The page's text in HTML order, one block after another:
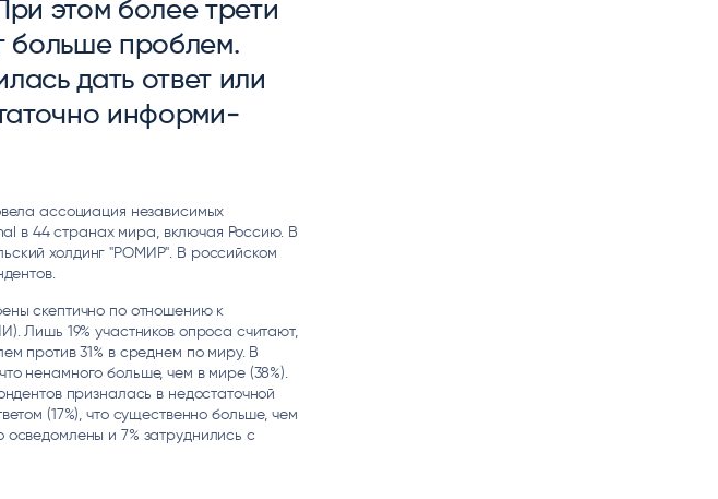
MD Audit
КОНТРОЛЬ ОПЕРАЦИОННОЙ
ДЕЯТЕЛЬНОСТИ
Polymatica
ИНСТРУМЕНТЫ АНАЛИТИКИ
этом бо­лее тре­ти
боль­ше проб­лем.
дать от­вет или
ин­фор­ми­
ассоциация независимых
в 44 странах мира, включая Россию. В
холдинг "РОМИР". В российском
скептично по отношению к
Лишь 19% участников опроса считают,
против 31% в среднем по миру. В
ненамного больше, чем в мире (38%).
призналась в недостаточной
(17%), что существенно больше, чем
осведомлены и 7% затруднились с